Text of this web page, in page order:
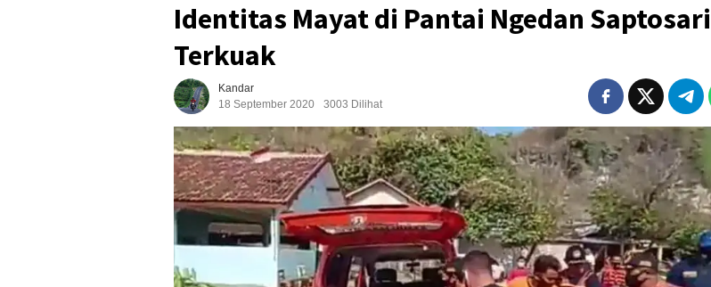
Identitas Mayat di Pantai Ngedan Saptosari
Terkuak
Kandar
18 September 2020
3003 Dilihat